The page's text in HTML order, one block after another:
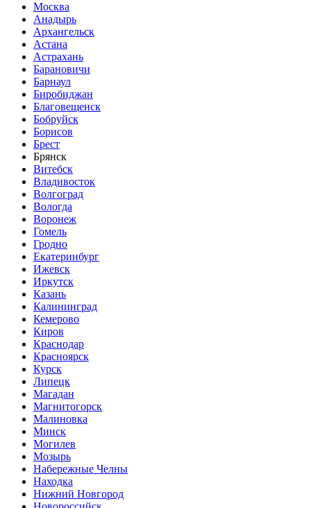
Москва
Анадырь
Архангельск
Астана
Астрахань
Барановичи
Барнаул
Биробиджан
Благовещенск
Бобруйск
Борисов
Брест
Брянск
Витебск
Владивосток
Волгоград
Вологда
Воронеж
Гомель
Гродно
Екатеринбург
Ижевск
Иркутск
Казань
Калининград
Кемерово
Киров
Краснодар
Красноярск
Курск
Липецк
Магадан
Магнитогорск
Малиновка
Минск
Могилев
Мозырь
Набережные Челны
Находка
Нижний Новгород